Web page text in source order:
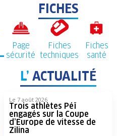
FICHES
Page
sécurité
Fiches
techniques
Fiches
santé
L’ ACTUALITÉ
Le 7 août 2026
Trois athlètes Péï
engagés sur la Coupe
d’Europe de vitesse de
Zilina